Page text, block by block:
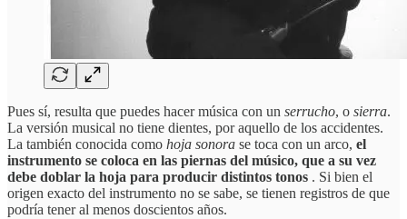
Pues sí, resulta que puedes hacer música con un serrucho, o sierra.
La versión musical no tiene dientes, por aquello de los accidentes.
La también conocida como hoja sonora se toca con un arco, el
instrumento se coloca en las piernas del músico, que a su vez
debe doblar la hoja para producir distintos tonos . Si bien el
origen exacto del instrumento no se sabe, se tienen registros de que
podría tener al menos doscientos años.